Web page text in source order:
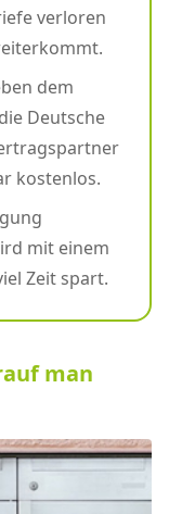
verloren
dem
Deutsche
kostenlos.
mit einem
Zeit spart.
man